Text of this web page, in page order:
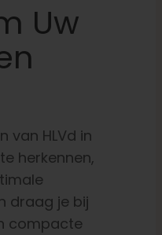
Uw
van HLVd in
herkennen,
draag je bij
compacte